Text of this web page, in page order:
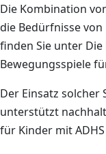
Die Kombination
die Bedürfnisse
finden Sie unter
Bewegungsspiele
Der Einsatz
unterstützt
für Kinder mit